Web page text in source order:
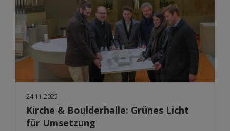
24.11.2025
Kirche & Boulderhalle: Grünes Licht
für Umsetzung